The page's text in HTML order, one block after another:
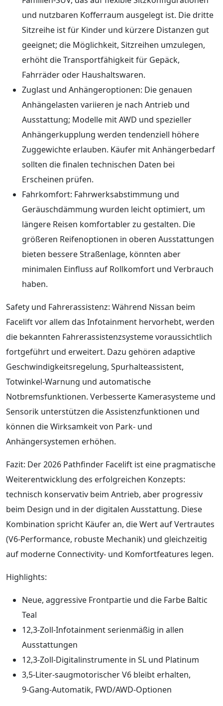
und nutzbaren Kofferraum ausgelegt ist. Die dritte
Sitzreihe ist für Kinder und kürzere Distanzen gut
geeignet; die Möglichkeit, Sitzreihen umzulegen,
erhöht die Transportfähigkeit für Gepäck,
Fahrräder oder Haushaltswaren.
Zuglast und Anhängeroptionen: Die genauen
Anhängelasten variieren je nach Antrieb und
Ausstattung; Modelle mit AWD und spezieller
Anhängerkupplung werden tendenziell höhere
Zuggewichte erlauben. Käufer mit Anhängerbedarf
sollten die finalen technischen Daten bei
Erscheinen prüfen.
Fahrkomfort: Fahrwerksabstimmung und
Geräuschdämmung wurden leicht optimiert, um
längere Reisen komfortabler zu gestalten. Die
größeren Reifenoptionen in oberen Ausstattungen
bieten bessere Straßenlage, könnten aber
minimalen Einfluss auf Rollkomfort und Verbrauch
haben.
Safety und Fahrerassistenz: Während Nissan beim
Facelift vor allem das Infotainment hervorhebt, werden
die bekannten Fahrerassistenzsysteme voraussichtlich
fortgeführt und erweitert. Dazu gehören adaptive
Geschwindigkeitsregelung, Spurhalteassistent,
Totwinkel‑Warnung und automatische
Notbremsfunktionen. Verbesserte Kamerasysteme und
Sensorik unterstützen die Assistenzfunktionen und
können die Wirksamkeit von Park‑ und
Anhängersystemen erhöhen.
Fazit: Der 2026 Pathfinder Facelift ist eine pragmatische
Weiterentwicklung des erfolgreichen Konzepts:
technisch konservativ beim Antrieb, aber progressiv
beim Design und in der digitalen Ausstattung. Diese
Kombination spricht Käufer an, die Wert auf Vertrautes
(V6‑Performance, robuste Mechanik) und gleichzeitig
auf moderne Connectivity‑ und Komfortfeatures legen.
Highlights:
Neue, aggressive Frontpartie und die Farbe Baltic
Teal
12,3‑Zoll‑Infotainment serienmäßig in allen
Ausstattungen
12,3‑Zoll‑Digitalinstrumente in SL und Platinum
3,5‑Liter‑saugmotorischer V6 bleibt erhalten,
9‑Gang‑Automatik, FWD/AWD‑Optionen